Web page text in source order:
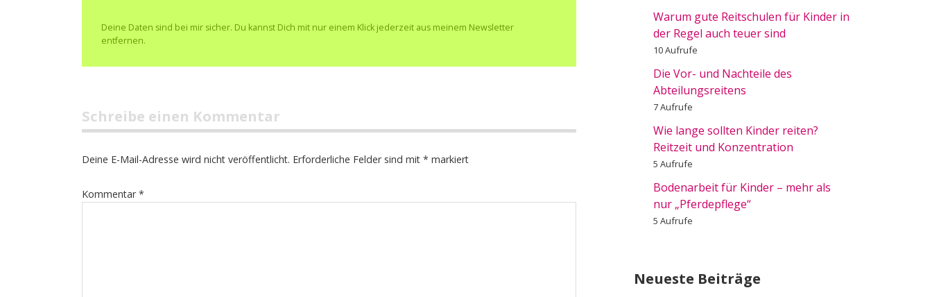
Deine Daten sind bei mir sicher. Du kannst Dich mit nur einem Klick jederzeit aus meinem Newsletter
entfernen.
Schreibe einen Kommentar
Deine E-Mail-Adresse wird nicht veröffentlicht. Erforderliche Felder sind mit * markiert
Kommentar*
Warum gute Reitschulen für Kinder in
der Regel auch teuer sind
10 Aufrufe
Die Vor- und Nachteile des
Abteilungsreitens
7 Aufrufe
Wie lange sollten Kinder reiten?
Reitzeit und Konzentration
5 Aufrufe
Bodenarbeit für Kinder – mehr als
nur „Pferdepflege“
5 Aufrufe
Neueste Beiträge